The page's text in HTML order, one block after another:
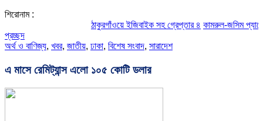
শিরোনাম :
ঠাকুরগাঁওয়ে ইজিবাইক সহ গ্রেপ্তার ৪ কামরুল-জসিম প্যানেলের
প্রচ্ছদ
অর্থ ও বাণিজ্য, খবর, জাতীয়, ঢাকা, বিশেষ সংবাদ, সারাদেশ
এ মাসে রেমিট্যান্স এলো ১০৫ কোটি ডলার